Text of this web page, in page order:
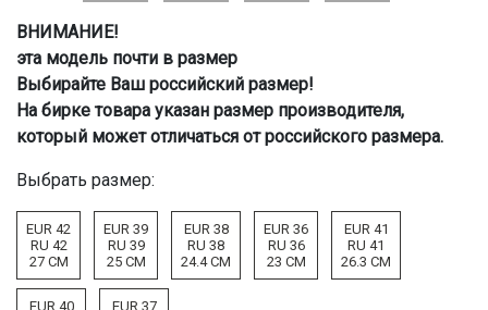
ВНИМАНИЕ!
эта модель почти в размер
Выбирайте Ваш российский размер!
На бирке товара указан размер производителя,
который может отличаться от российского размера.
Выбрать размер:
EUR 42
RU 42
27 CM
EUR 39
RU 39
25 CM
EUR 38
RU 38
24.4 CM
EUR 36
RU 36
23 CM
EUR 41
RU 41
26.3 CM
EUR 40
EUR 37